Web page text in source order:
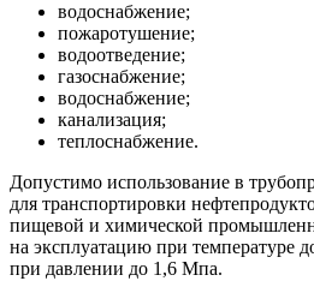
водоснабжение;
пожаротушение;
водоотведение;
газоснабжение;
водоснабжение;
канализация;
теплоснабжение.
Допустимо использование в
для транспортировки
пищевой и химической
на эксплуатацию при температуре
при давлении до 1,6 Мпа.